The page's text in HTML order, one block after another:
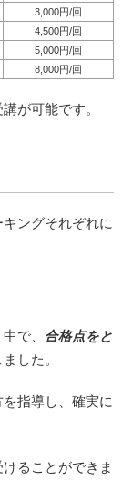
3,000円/回
4,500円/回
5,000円/回
8,000円/回
が可能です。
ングそれぞれに
で、 合格点をと
した。
指導し、確実に
ることができま